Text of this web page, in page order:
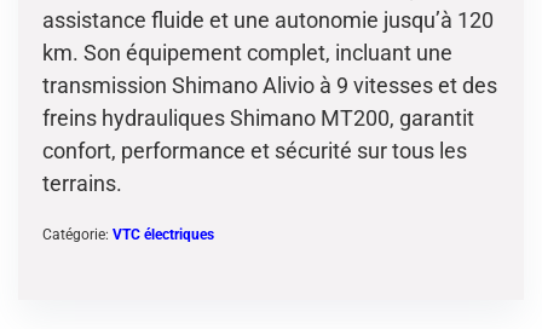
assistance fluide et une autonomie jusqu’à 120
km. Son équipement complet, incluant une
transmission Shimano Alivio à 9 vitesses et des
freins hydrauliques Shimano MT200, garantit
confort, performance et sécurité sur tous les
terrains.
Catégorie: VTC électriques